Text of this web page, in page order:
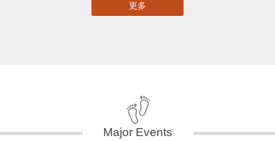
更多